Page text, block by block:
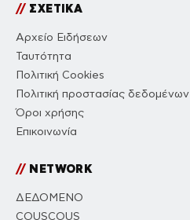
//ΣΧΕΤΙΚΑ
Αρχείο Ειδήσεων
Ταυτότητα
Πολιτική Cookies
Πολιτική προστασίας δεδομένων
Όροι χρήσης
Επικοινωνία
//NETWORK
ΔΕΔΟΜΕΝΟ
COUSCOUS